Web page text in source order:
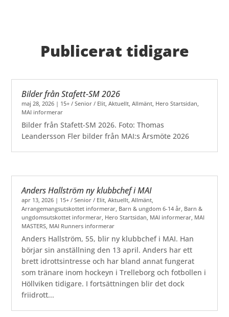
Publicerat tidigare
Bilder från Stafett-SM 2026
maj 28, 2026 | 15+ / Senior / Elit,Aktuellt,Allmänt, Hero Startsidan,
MAI informerar
Bilder från Stafett-SM 2026. Foto: Thomas
Leandersson Fler bilder från MAI:s Årsmöte 2026
Anders Hallström ny klubbchef i MAI
apr 13, 2026 | 15+ / Senior / Elit,Aktuellt,Allmänt,
Arrangemangsutskottet informerar, Barn & ungdom 6-14 år, Barn &
ungdomsutskottet informerar, Hero Startsidan, MAI informerar, MAI
MASTERS, MAI Runners informerar
Anders Hallström, 55, blir ny klubbchef i MAI. Han
börjar sin anställning den 13 april. Anders har ett
brett idrottsintresse och har bland annat fungerat
som tränare inom hockeyn i Trelleborg och fotbollen i
Höllviken tidigare. I fortsättningen blir det dock
friidrott...